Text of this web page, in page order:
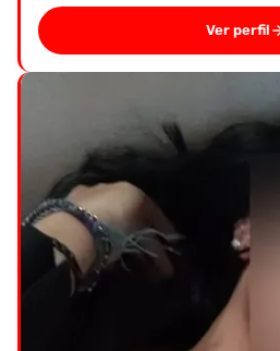
Ver perfil